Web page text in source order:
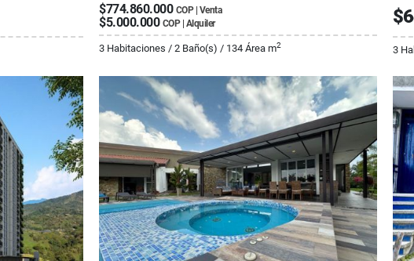
$774.860.000 COP | Venta
$5.000.000 COP | Alquiler
3 Habitaciones / 2 Baño(s) / 134 Área m2 3